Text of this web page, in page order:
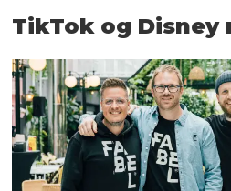
TikTok og Disney